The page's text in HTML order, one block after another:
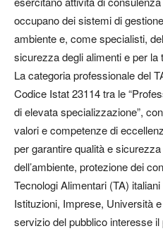
occupano dei sistemi di
ambiente e, come specialisti,
sicurezza degli alimenti e per la
La categoria professionale del
Codice Istat 23114 tra le
di elevata specializzazione”,
valori e competenze di
per garantire qualità e
dell’ambiente, protezione dei
Tecnologi Alimentari (TA)
Istituzioni, Imprese, Università
servizio del pubblico interesse